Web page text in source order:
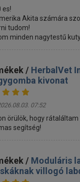
es!
Akita számára
tudom!
minden nagytestű
/ HerbalVet
kivonat
07:52
örülök, hogy
segítség!
/ Moduláris
villogó